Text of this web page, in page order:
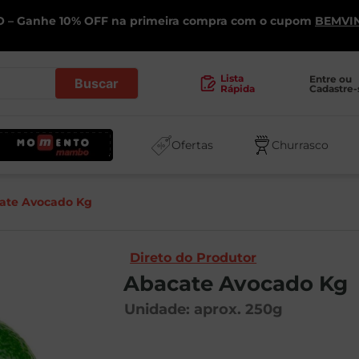
– Ganhe 10% OFF na primeira compra com o cupom
Lista
Rápida
Entre ou
Cadastre-
Ofertas Churrasco
Avocado Kg
Direto do Produtor
Abacate Avocado Kg
Unidade: aprox. 250g